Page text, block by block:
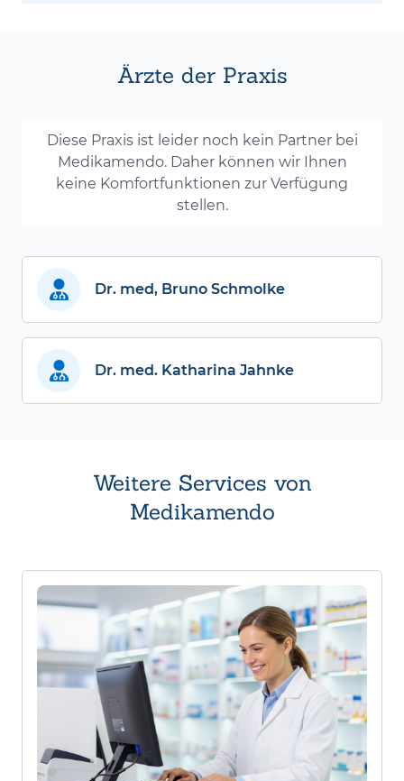
Ärzte der Praxis
Diese Praxis ist leider noch kein Partner bei
Medikamendo. Daher können wir Ihnen
keine Komfortfunktionen zur Verfügung
stellen.
Dr. med, Bruno Schmolke
Dr. med. Katharina Jahnke
Weitere Services von
Medikamendo